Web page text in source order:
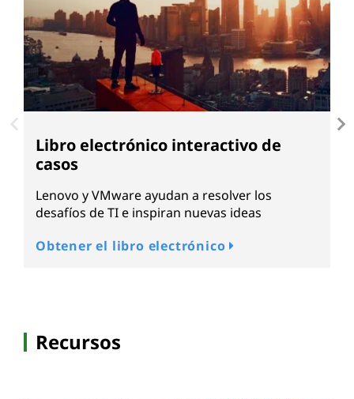
Libro electrónico interactivo de
casos
Lenovo y VMware ayudan a resolver los
desafíos de TI e inspiran nuevas ideas
Obtener el libro electrónico
Recursos